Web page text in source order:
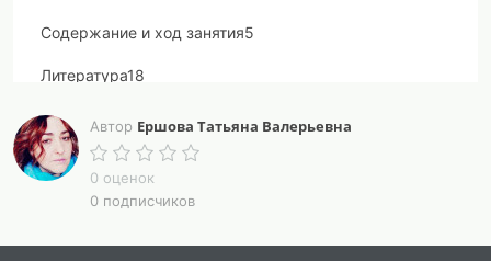
Содержание и ход занятия5
Литература18
Приложения22
ВВЕДЕНИЕ
Литературное образование играет решающую роль в
Автор Ершова Татьяна Валерьевна
0 оценок
0 подписчиков